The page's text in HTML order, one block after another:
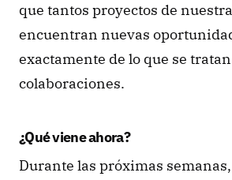
que tantos proyectos de
encuentran nuevas
exactamente de lo que se
colaboraciones.
¿Qué viene ahora?
Durante las próximas